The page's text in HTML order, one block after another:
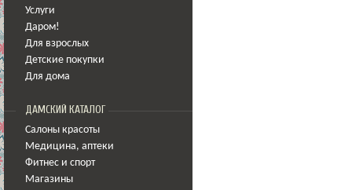
Услуги
Даром!
Для взрослых
Детские покупки
Для дома
ДАМСКИЙ КАТАЛОГ
Салоны красоты
Медицина, аптеки
Фитнес и спорт
Магазины